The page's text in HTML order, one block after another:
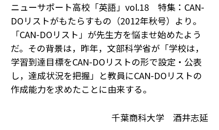
ニューサポート高校「英語」vol.18 特集：CAN-
DOリストがもたらすもの（2012年秋号）より。
「CAN-DOリスト」が先生方を悩ませ始めたよう
だ。その背景は，昨年，文部科学省が「学校は，
学習到達目標をCAN-DOリストの形で設定・公表
し，達成状況を把握」と教員にCAN-DOリストの
作成能力を求めたことに由来する。
千葉商科大学 酒井志延